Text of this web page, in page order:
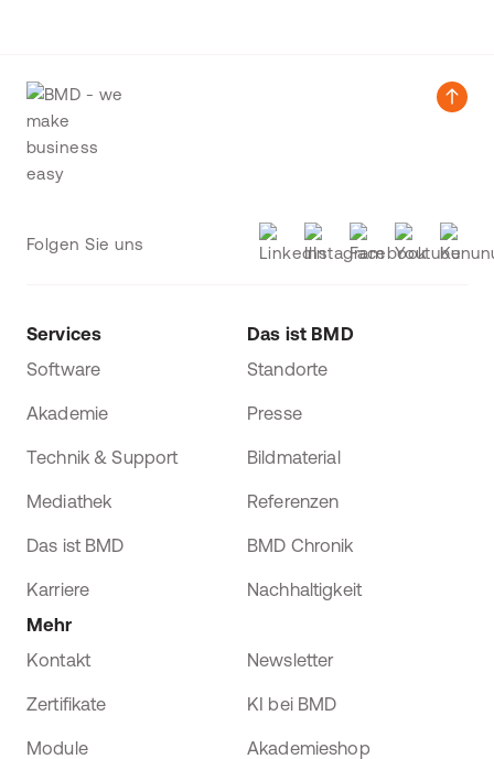
Folgen Sie uns
Services
Software
Akademie
Technik & Support
Mediathek
Das ist BMD
Karriere
Das ist BMD
Standorte
Presse
Bildmaterial
Referenzen
BMD Chronik
Nachhaltigkeit
Mehr
Kontakt
Newsletter
Zertifikate KI bei BMD
Module Akademieshop